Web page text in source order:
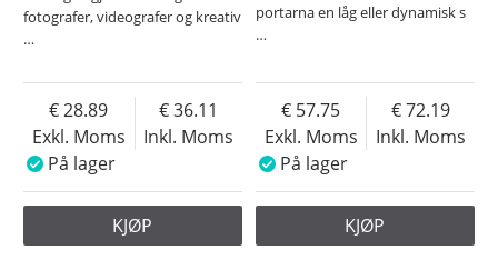
fotografer, videografer og kreativ
…
Exkl. Moms
28.89
Inkl. Moms
36.11
På lager
KJØP
portarna en låg eller dynamisk s
…
Exkl. Moms
57.75
Inkl. Moms
72.19
På lager
KJØP